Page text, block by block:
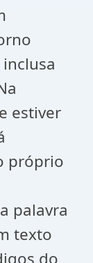
estiver
próprio
palavra
texto
do